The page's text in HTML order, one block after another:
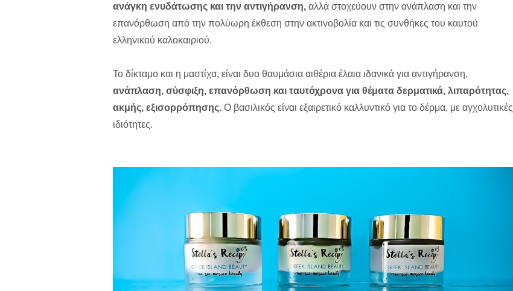
ανάγκη ενυδάτωσης και την αντιγήρανση, αλλά στοχεύουν στην ανάπλαση και την
επανόρθωση από την πολύωρη έκθεση στην ακτινοβολία και τις συνθήκες του καυτού
ελληνικού καλοκαιριού.
Το δίκταμο και η μαστίχα, είναι δυο θαυμάσια αιθέρια έλαια ιδανικά για αντιγήρανση,
ανάπλαση, σύσφιξη, επανόρθωση και ταυτόχρονα για θέματα δερματικά, λιπαρότητας,
ακμής, εξισορρόπησης. Ο βασιλικός είναι εξαιρετικό καλλυντικό για το δέρμα, με αγχολυτικές
ιδιότητες.